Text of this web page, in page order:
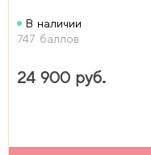
В наличии
747 баллов
24 900 руб.